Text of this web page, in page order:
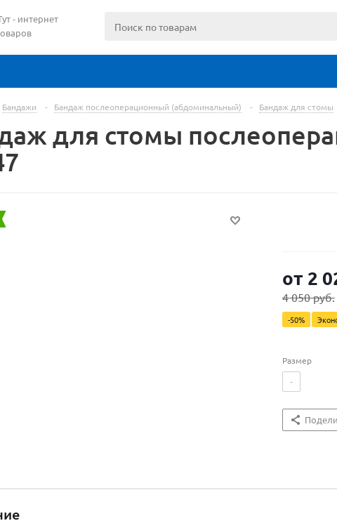
- интернет
Бандажи - Бандаж послеоперационный (абдоминальный) - Бандаж для стомы
для стомы
от 2
4 050 руб.
-50%
Размер
-